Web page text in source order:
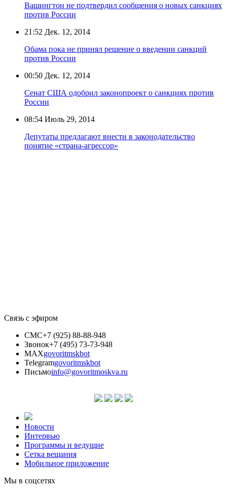
Вашингтон не подтвердил сообщения о новых санкциях
против России
21:52 Дек. 12, 2014
Обама пока не принял решение о введении санкций
против России
00:50 Дек. 12, 2014
Сенат США одобрил законопроект о санкциях против
России
08:54 Июль 29, 2014
Депутаты предлагают внести в законодательство
понятие «страна-агрессор»
Связь с эфиром
СМС+7 (925) 88-88-948
Звонок+7 (495) 73-73-948
MAXgovoritmskbot
Telegramgovoritmskbot
Письмоinfo@govoritmoskva.ru
Новости
Интервью
Программы и ведущие
Сетка вещания
Мобильное приложение
Мы в соцсетях